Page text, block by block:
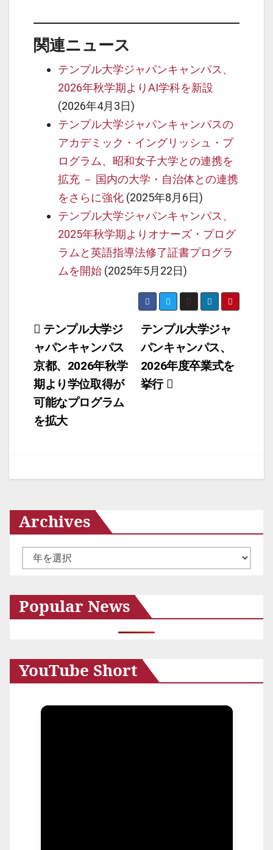
関連ニュース
テンプル大学ジャパンキャンパス、
2026年秋学期よりAI学科を新設
(2026年4月3日)
テンプル大学ジャパンキャンパスの
アカデミック・イングリッシュ・プ
ログラム、昭和女子大学との連携を
拡充 － 国内の大学・自治体との連携
をさらに強化 (2025年8月6日)
テンプル大学ジャパンキャンパス、
2025年秋学期よりオナーズ・プログ
ラムと英語指導法修了証書プログラ
ムを開始 (2025年5月22日)
投
稿
ナ
ビ
ゲ
ョ
ン
テンプル大学ジャ
パンキャンパス、
2026年度卒業式を
挙行
テンプル大学ジ
ャパンキャンパス
京都、2026年秋学
期より学位取得が
可能なプログラム
を拡大
Archives
ー
イ
ブ
Popular News
YouTube Short